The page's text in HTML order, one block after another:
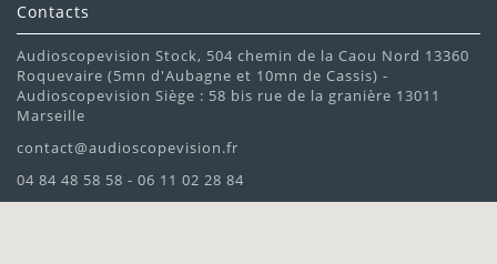
Contacts
Audioscopevision Stock, 504 chemin de la Caou Nord 13360
Roquevaire (5mn d'Aubagne et 10mn de Cassis) -
Audioscopevision Siège : 58 bis rue de la granière 13011
Marseille
contact@audioscopevision.fr
04 84 48 58 58 - 06 11 02 28 84